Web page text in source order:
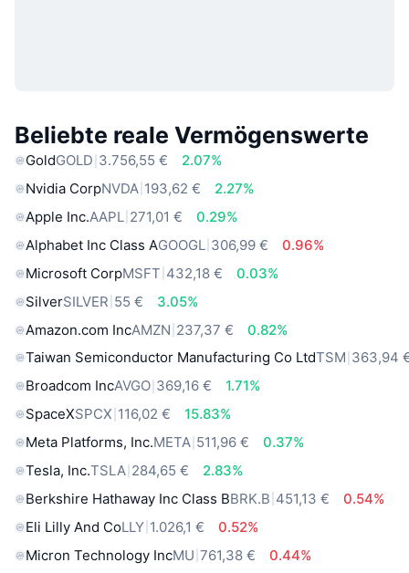
Beliebte reale Vermögenswerte
GoldGOLD 3.756,55 €
2.07%
Nvidia CorpNVDA 193,62 €
2.27%
Apple Inc.AAPL 271,01 €
0.29%
Alphabet Inc Class AGOOGL 306,99 €
0.96%
Microsoft CorpMSFT 432,18 €
0.03%
SilverSILVER 55 €
3.05%
Amazon.com IncAMZN 237,37 €
0.82%
Taiwan Semiconductor Manufacturing Co LtdTSM 363,94
Broadcom IncAVGO 369,16 €
1.71%
SpaceXSPCX 116,02 €
15.83%
Meta Platforms, Inc.META 511,96 €
0.37%
Tesla, Inc.TSLA 284,65 €
2.83%
Berkshire Hathaway Inc Class BBRK.B 451,13 €
0.54%
Eli Lilly And CoLLY 1.026,1 €
0.52%
Micron Technology IncMU 761,38 €
0.44%